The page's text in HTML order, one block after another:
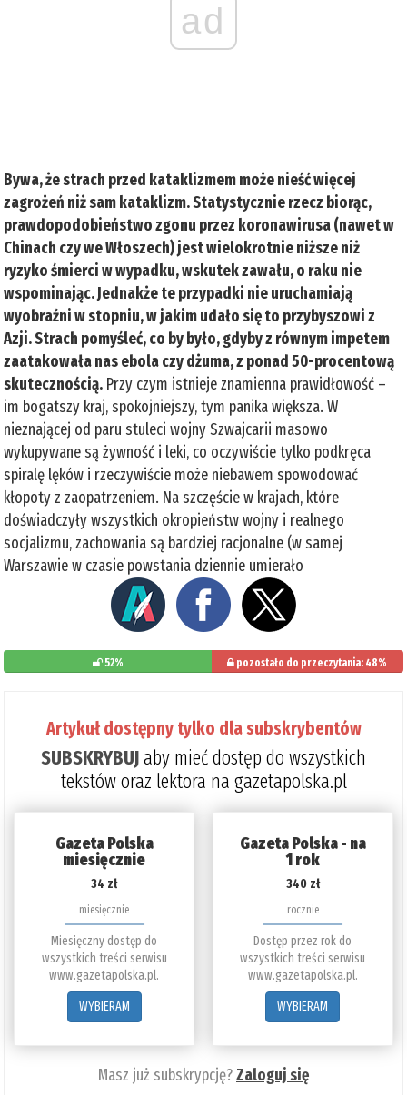
ad
Bywa, że strach przed kataklizmem może nieść więcej
zagrożeń niż sam kataklizm. Statystycznie rzecz biorąc,
prawdopodobieństwo zgonu przez koronawirusa (nawet w
Chinach czy we Włoszech) jest wielokrotnie niższe niż
ryzyko śmierci w wypadku, wskutek zawału, o raku nie
wspominając. Jednakże te przypadki nie uruchamiają
wyobraźni w stopniu, w jakim udało się to przybyszowi z
Azji. Strach pomyśleć, co by było, gdyby z równym impetem
zaatakowała nas ebola czy dżuma, z ponad 50-procentową
skutecznością. Przy czym istnieje znamienna prawidłowość –
im bogatszy kraj, spokojniejszy, tym panika większa. W
nieznającej od paru stuleci wojny Szwajcarii masowo
wykupywane są żywność i leki, co oczywiście tylko podkręca
spiralę lęków i rzeczywiście może niebawem spowodować
kłopoty z zaopatrzeniem. Na szczęście w krajach, które
doświadczyły wszystkich okropieństw wojny i realnego
socjalizmu, zachowania są bardziej racjonalne (w samej
Warszawie w czasie powstania dziennie umierało
52% pozostało do przeczytania: 48%
Artykuł dostępny tylko dla subskrybentów
SUBSKRYBUJaby mieć dostęp do wszystkich
tekstów oraz lektora na gazetapolska.pl
Gazeta Polska
miesięcznie
34 zł
miesięcznie
Miesięczny dostęp do
wszystkich treści serwisu
www.gazetapolska.pl.
WYBIERAM
Gazeta Polska - na
1 rok
340 zł
rocznie
Dostęp przez rok do
wszystkich treści serwisu
www.gazetapolska.pl.
WYBIERAM
Masz już subskrypcję?Zaloguj się